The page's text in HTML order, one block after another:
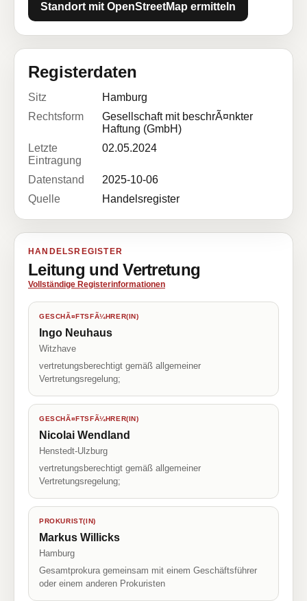
Standort mit OpenStreetMap ermitteln
Registerdaten
Sitz
Hamburg
Rechtsform
Gesellschaft mit beschrÃ¤nkter
Haftung (GmbH)
Letzte
Eintragung
02.05.2024
Datenstand
2025-10-06
Quelle
Handelsregister
HANDELSREGISTER
Leitung und Vertretung
Vollständige Registerinformationen
GESCHÃ¤FTSFÃ¼HRER(IN)
Ingo Neuhaus
Witzhave
vertretungsberechtigt gemäß allgemeiner
Vertretungsregelung;
GESCHÃ¤FTSFÃ¼HRER(IN)
Nicolai Wendland
Henstedt-Ulzburg
vertretungsberechtigt gemäß allgemeiner
Vertretungsregelung;
PROKURIST(IN)
Markus Willicks
Hamburg
Gesamtprokura gemeinsam mit einem Geschäftsführer
oder einem anderen Prokuristen